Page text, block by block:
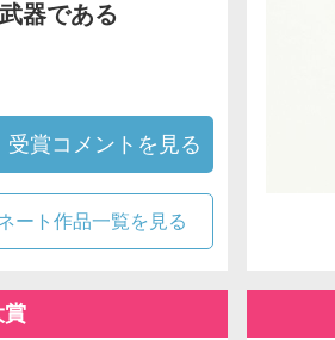
器である
受賞コメントを見る
ート作品一覧を見る
賞